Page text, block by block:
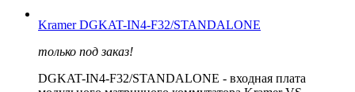
Kramer DGKAT-IN4-F32/STANDALONE
только под заказ!
DGKAT-IN4-F32/STANDALONE - входная плата